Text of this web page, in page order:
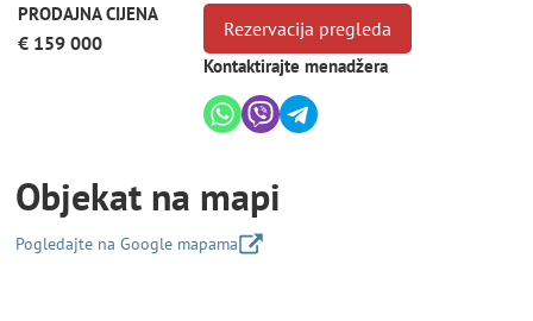
PRODAJNA CIJENA
€ 159 000
Rezervacija pregleda
Kontaktirajte menadžera
Objekat na mapi
Pogledajte na Google mapama